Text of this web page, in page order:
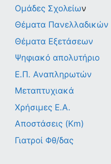
Ομάδες Σχολείων
Θέματα Πανελλαδικών
Θέματα Εξετάσεων
Ψηφιακό απολυτήριο
Ε.Π. Αναπληρωτών
Μεταπτυχιακά
Χρήσιμες Ε.Α.
Αποστάσεις (Km)
Γιατροί Φθ/δας